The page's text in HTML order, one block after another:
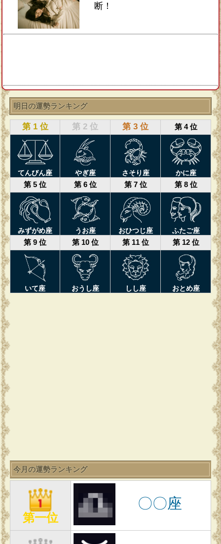
断！
明日の運勢ランキング
第 1 位 第 2 位 第 3 位 第 4 位
てんびん座 やぎ座 さそり座 かに座
第 5 位 第 6 位 第 7 位 第 8 位
みずがめ座 うお座 おひつじ座 ふたご座
第 9 位 第 10 位 第 11 位 第 12 位
いて座 おうし座 しし座 おとめ座
今月の運勢ランキング
第一位
〇〇座